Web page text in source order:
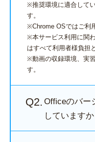
※推奨環境に適合して
す。
※Chrome OSではご利
※本サービス利用に関
はすべて利用者様負担
※動画の収録環境、実
す。
Q2. Officeのバー
していますか